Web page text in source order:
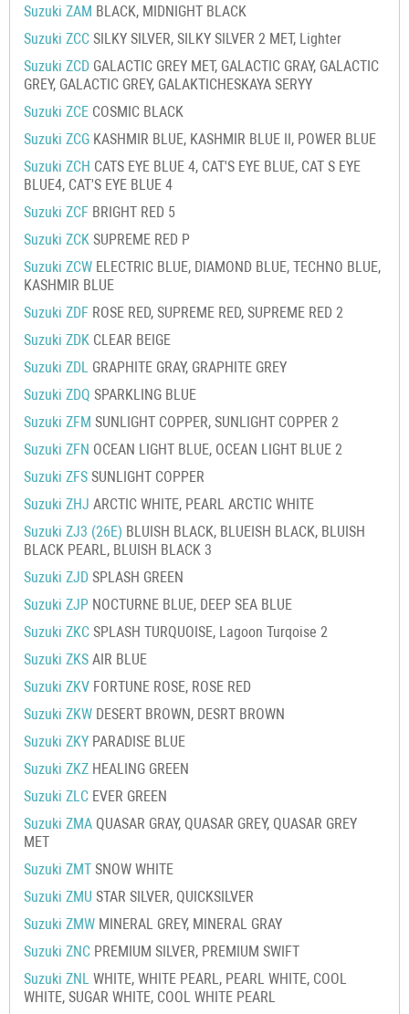
Suzuki ZAM BLACK, MIDNIGHT BLACK
Suzuki ZCC SILKY SILVER, SILKY SILVER 2 MET, Lighter
Suzuki ZCD GALACTIC GREY MET, GALACTIC GRAY, GALACTIC
GREY, GALACTIC GREY, GALAKTICHESKAYA SERYY
Suzuki ZCE COSMIC BLACK
Suzuki ZCG KASHMIR BLUE, KASHMIR BLUE II, POWER BLUE
Suzuki ZCH CATS EYE BLUE 4, CAT'S EYE BLUE, CAT S EYE
BLUE4, CAT'S EYE BLUE 4
Suzuki ZCF BRIGHT RED 5
Suzuki ZCK SUPREME RED P
Suzuki ZCW ELECTRIC BLUE, DIAMOND BLUE, TECHNO BLUE,
KASHMIR BLUE
Suzuki ZDF ROSE RED, SUPREME RED, SUPREME RED 2
Suzuki ZDK CLEAR BEIGE
Suzuki ZDL GRAPHITE GRAY, GRAPHITE GREY
Suzuki ZDQ SPARKLING BLUE
Suzuki ZFM SUNLIGHT COPPER, SUNLIGHT COPPER 2
Suzuki ZFN OCEAN LIGHT BLUE, OCEAN LIGHT BLUE 2
Suzuki ZFS SUNLIGHT COPPER
Suzuki ZHJ ARCTIC WHITE, PEARL ARCTIC WHITE
Suzuki ZJ3 (26E) BLUISH BLACK, BLUEISH BLACK, BLUISH
BLACK PEARL, BLUISH BLACK 3
Suzuki ZJD SPLASH GREEN
Suzuki ZJP NOCTURNE BLUE, DEEP SEA BLUE
Suzuki ZKC SPLASH TURQUOISE, Lagoon Turqoise 2
Suzuki ZKS AIR BLUE
Suzuki ZKV FORTUNE ROSE, ROSE RED
Suzuki ZKW DESERT BROWN, DESRT BROWN
Suzuki ZKY PARADISE BLUE
Suzuki ZKZ HEALING GREEN
Suzuki ZLC EVER GREEN
Suzuki ZMA QUASAR GRAY, QUASAR GREY, QUASAR GREY
MET
Suzuki ZMT SNOW WHITE
Suzuki ZMU STAR SILVER, QUICKSILVER
Suzuki ZMW MINERAL GREY, MINERAL GRAY
Suzuki ZNC PREMIUM SILVER, PREMIUM SWIFT
Suzuki ZNL WHITE, WHITE PEARL, PEARL WHITE, COOL
WHITE, SUGAR WHITE, COOL WHITE PEARL